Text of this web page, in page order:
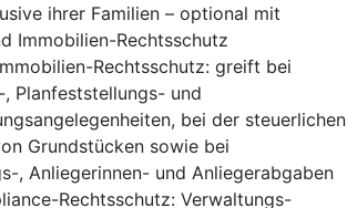
ihrer Familien – optional mit
Immobilien-Rechtsschutz
Rechtsschutz: greift bei
, Planfeststellungs- und
bei der steuerlichen
Grundstücken sowie bei
, Anliegerinnen- und Anliegerabgaben
Rechtsschutz: Verwaltungs-